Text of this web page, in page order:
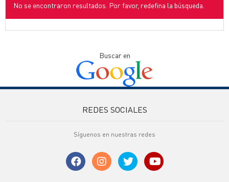
No se encontraron resultados. Por favor, redefina la búsqueda.
Buscar en
REDES SOCIALES
Síguenos en nuestras redes